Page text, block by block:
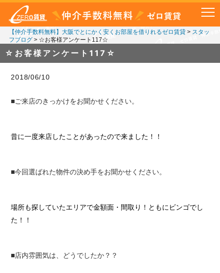
【仲介手数料無料】大阪でとにかく安くお部屋を借りれるゼロ賃貸> スタッ
フブログ> ☆お客様アンケート117☆
☆お客様アンケート117☆
2018/06/10
■ご来店のきっかけをお聞かせください。
昔に一度来店したことがあったので来ました！！
■今回選ばれた物件の決め手をお聞かせください。
場所も探していたエリアで金額面・間取り！ともにビンゴでし
た！！
■店内雰囲気は、どうでしたか？？